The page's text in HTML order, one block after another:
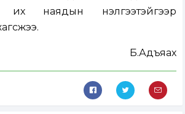
наядын үнэлгээтэйгээр
Б.Адъяахүү